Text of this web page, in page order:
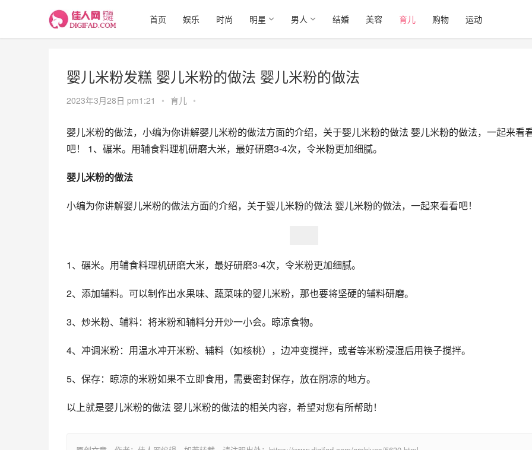
首页 娱乐 时尚 明星 男人 结婚 美容 育儿 购物 运动
婴儿米粉发糕 婴儿米粉的做法 婴儿米粉的做法
2023年3月28日 pm1:21 • 育儿 •
婴儿米粉的做法，小编为你讲解婴儿米粉的做法方面的介绍，关于婴儿米粉的做法 婴儿米粉的做法，一起来看
吧！ 1、碾米。用辅食料理机研磨大米，最好研磨3-4次，令米粉更加细腻。
婴儿米粉的做法
小编为你讲解婴儿米粉的做法方面的介绍，关于婴儿米粉的做法 婴儿米粉的做法，一起来看看吧！
1、碾米。用辅食料理机研磨大米，最好研磨3-4次，令米粉更加细腻。
2、添加辅料。可以制作出水果味、蔬菜味的婴儿米粉，那也要将坚硬的辅料研磨。
3、炒米粉、辅料：将米粉和辅料分开炒一小会。晾凉食物。
4、冲调米粉：用温水冲开米粉、辅料（如核桃），边冲变搅拌，或者等米粉浸湿后用筷子搅拌。
5、保存：晾凉的米粉如果不立即食用，需要密封保存，放在阴凉的地方。
以上就是婴儿米粉的做法 婴儿米粉的做法的相关内容，希望对您有所帮助！